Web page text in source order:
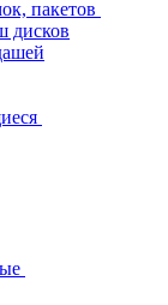
пакетов
дисков